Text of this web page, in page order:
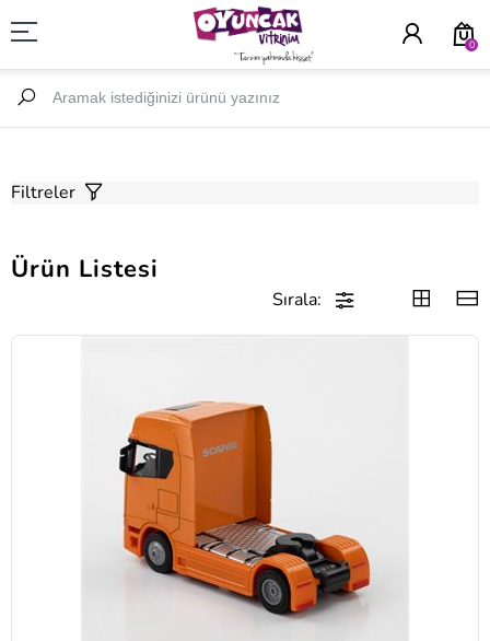
0
Filtreler
Ürün Listesi
Sırala: